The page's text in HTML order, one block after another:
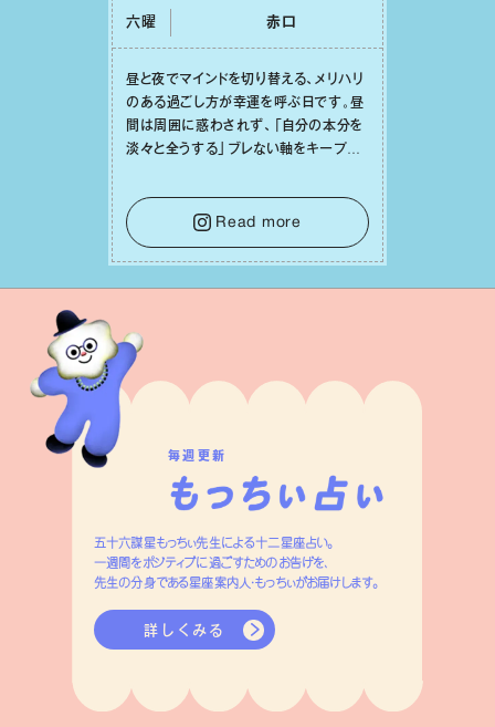
六曜 ⾚⼝
昼と夜でマインドを切り替える、メリハリ
のある過ごし⽅が幸運を呼ぶ⽇です。昼
間は周囲に惑わされず、「⾃分の本分を
淡々と全うする」ブレない軸をキープし
⾔葉に流されないよう、⼼にしっかりブ
レーキをかけること。この意識の切り替
えが、あなたに確かな安⼼感をもたらす
はずです。
Read more
毎週更新
五十六謀星もっちぃ先生による十二星座占い。
一週間をポジティブに過ごすためのお告げを、
先生の分身である星座案内人・もっちぃがお届けします。
詳しくみる